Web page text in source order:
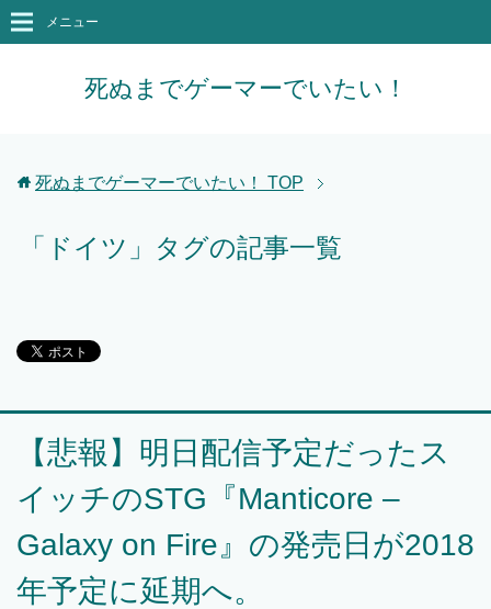
死ぬまでゲーマーでいたい！
メニュー
死ぬまでゲーマーでいたい！ TOP
「ドイツ」タグの記事一覧
【悲報】明日配信予定だったス
イッチのSTG『Manticore –
Galaxy on Fire』の発売日が2018
年予定に延期へ。